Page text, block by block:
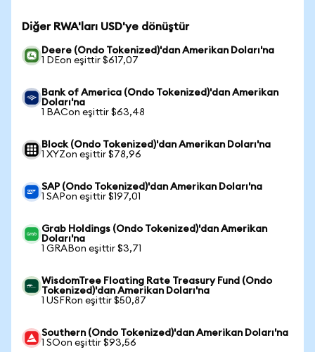
Diğer RWA'ları USD'ye dönüştür
Deere (Ondo Tokenized)'dan Amerikan Doları'na
1 DEon eşittir $617,07
Bank of America (Ondo Tokenized)'dan Amerikan
Doları'na
1 BACon eşittir $63,48
Block (Ondo Tokenized)'dan Amerikan Doları'na
1 XYZon eşittir $78,96
SAP (Ondo Tokenized)'dan Amerikan Doları'na
1 SAPon eşittir $197,01
Grab Holdings (Ondo Tokenized)'dan Amerikan
Doları'na
1 GRABon eşittir $3,71
WisdomTree Floating Rate Treasury Fund (Ondo
Tokenized)'dan Amerikan Doları'na
1 USFRon eşittir $50,87
Southern (Ondo Tokenized)'dan Amerikan Doları'na
1 SOon eşittir $93,56